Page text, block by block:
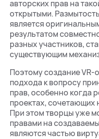
авторских прав на
открытыми.
является
результатом
разных участников,
существующим
Поэтому создание VR-
подхода к вопросу
прав, особенно когда
проектах,
При этом творцы уже
правами на
являются частью